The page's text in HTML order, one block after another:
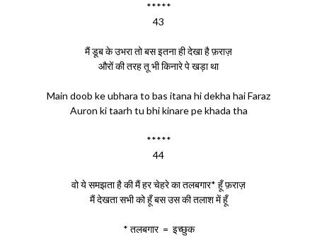
*****
43
मैं डूब के उभरा तो बस इतना ही देखा है फ़राज़
औरों की तरह तू भी किनारे पे खड़ा था
Main doob ke ubhara to bas itana hi dekha hai Faraz
Auron ki taarh tu bhi kinare pe khada tha
*****
44
वो ये समझता है की मैं हर चेहरे का तलबगार* हूँ फ़राज़
मैं देखता सभी को हूँ बस उस की तलाश में हूँ
* तलबगार = इच्छुक